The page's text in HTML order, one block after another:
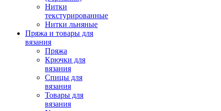
Нитки
текстурированные
Нитки льняные
Пряжа и товары для
вязания
Пряжа
Крючки для
вязания
Спицы для
вязания
Товары для
вязания